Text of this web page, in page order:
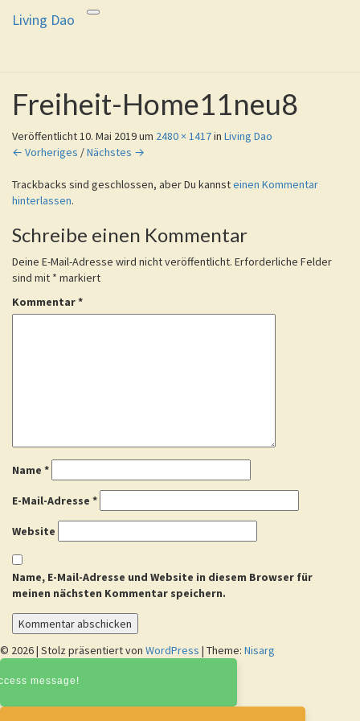
Toggle
Living Dao
Living Dao
Eure Freiheit ist das Ziel dieses
Freiheit-Home11neu8
Veröffentlicht10. Mai 2019um 2480 × 1417in Living Dao
← Vorheriges /Nächstes →
Trackbacks sind geschlossen, aber Du kannsteinen Kommentar
hinterlassen.
Schreibe einen Kommentar
Deine E-Mail-Adresse wird nicht veröffentlicht. Erforderliche Felder
sind mit * markiert
Kommentar*
Name *
E-Mail-Adresse *
Website
Name, E-Mail-Adresse und Website in diesem Browser für
meinen nächsten Kommentar speichern.
© 2026| Stolz präsentiert von WordPress | Theme: Nisarg
message!